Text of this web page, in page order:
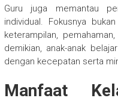
Guru juga memantau
individual. Fokusnya
keterampilan,
demikian, anak-anak
dengan kecepatan serta
Manfaat